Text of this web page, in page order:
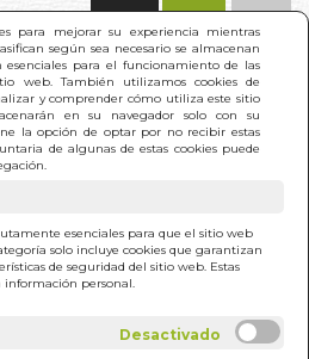
para mejorar su experiencia mientras
según sea necesario se almacenan
esenciales para el funcionamiento de las
web. También utilizamos cookies de
y comprender cómo utiliza este sitio
en su navegador solo con su
la opción de optar por no recibir estas
de algunas de estas cookies puede
esenciales para que el sitio web
solo incluye cookies que garantizan
de seguridad del sitio web. Estas
personal.
LA ANATOMIA. LA